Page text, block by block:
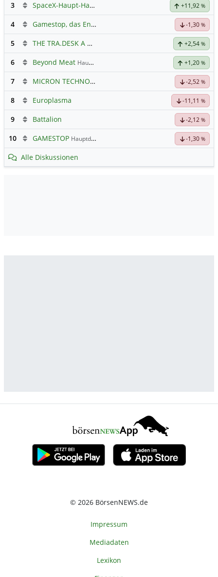
3 SpaceX-Haupt-Hauptforum +11,92 %
4 Gamestop, das Ende naht -1,30 %
5 THE TRA.DESK A DL-,000001 +2,54 %
6 Beyond Meat Hauptdiskussion +1,20 %
7 MICRON TECHNOLOGY -2,52 %
8 Europlasma -11,11 %
9 Battalion -2,12 %
10 GAMESTOP Hauptdiskussion -1,30 %
Alle Diskussionen
© 2026 BörsenNEWS.de
Impressum
Mediadaten
Lexikon